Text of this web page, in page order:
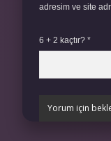
adresim ve site
6 + 2 kaçtır? *